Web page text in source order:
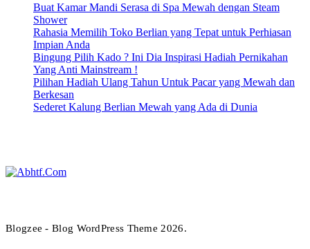
Buat Kamar Mandi Serasa di Spa Mewah dengan Steam
Shower
Rahasia Memilih Toko Berlian yang Tepat untuk Perhiasan
Impian Anda
Bingung Pilih Kado ? Ini Dia Inspirasi Hadiah Pernikahan
Yang Anti Mainstream !
Pilihan Hadiah Ulang Tahun Untuk Pacar yang Mewah dan
Berkesan
Sederet Kalung Berlian Mewah yang Ada di Dunia
Blogzee - Blog WordPress Theme 2026.